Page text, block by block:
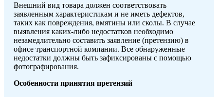
Внешний вид товара должен соответствовать
заявленным характеристикам и не иметь дефектов,
таких как повреждения, вмятины или сколы. В случае
выявления каких-либо недостатков необходимо
незамедлительно составить заявление (претензию) в
офисе транспортной компании. Все обнаруженные
недостатки должны быть зафиксированы с помощью
фотографирования.
Особенности принятия претензий